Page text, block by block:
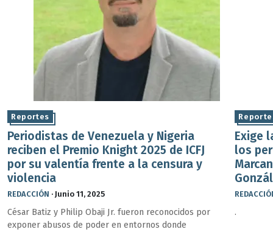
Reportes
Periodistas de Venezuela y Nigeria
reciben el Premio Knight 2025 de ICFJ
por su valentía frente a la censura y
violencia
REDACCIÓN · Junio 11, 2025
César Batiz y Philip Obaji Jr. fueron reconocidos por
exponer abusos de poder en entornos donde
Exige
los
.